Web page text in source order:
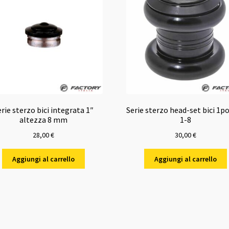
sterzo bici integrata 1″
altezza 8 mm
28,00€
Aggiungi al carrello
Serie sterzo head-set bici
1-8
30,00€
Aggiungi al carrello